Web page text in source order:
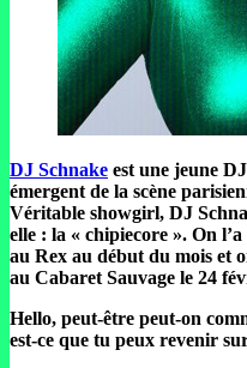
DJ Schnake est une jeune
émergent de la scène
Véritable showgirl, DJ
elle : la « chipiecore ». On
au Rex au début du mois et
au Cabaret Sauvage le 24
Hello, peut-être peut-on
est-ce que tu peux revenir